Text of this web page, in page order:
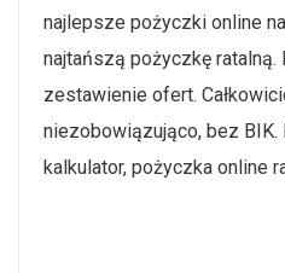
najlepsze pożyczki online
najtańszą pożyczkę
zestawienie ofert.
niezobowiązująco, bez
kalkulator, pożyczka online